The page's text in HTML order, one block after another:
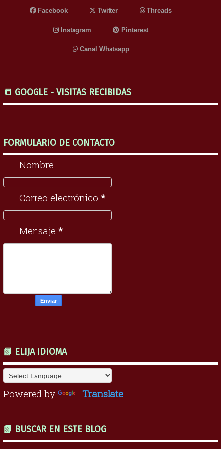
Facebook Twitter Threads
Instagram Pinterest
Canal Whatsapp
📒 GOOGLE - VISITAS RECIBIDAS
FORMULARIO DE CONTACTO
Nombre
Correo electrónico *
Mensaje *
📗 ELIJA IDIOMA
Powered by Translate
📗 BUSCAR EN ESTE BLOG